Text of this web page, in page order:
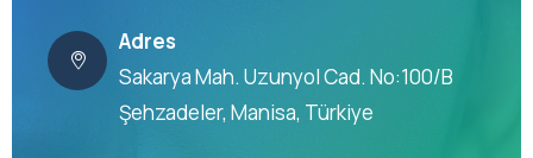
Adres
Sakarya Mah. Uzunyol Cad. No:100/B
Şehzadeler, Manisa, Türkiye